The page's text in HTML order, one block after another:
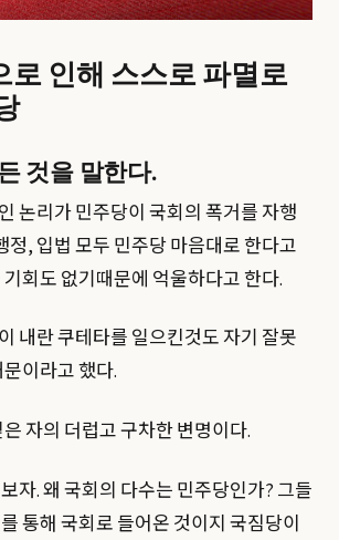
로 인해 스스로 파멸로
것을 말한다.
논리가 민주당이 국회의 폭거를 자행
정, 입법 모두 민주당 마음대로 한다고
회도 없기때문에 억울하다고 한다.
내란 쿠테타를 일으킨것도 자기 잘못
이라고 했다.
자의 더럽고 구차한 변명이다.
자. 왜 국회의 다수는 민주당인가? 그들
통해 국회로 들어온 것이지 국짐당이